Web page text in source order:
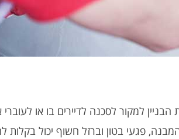
למקור לסכנה לדיירים בו או לעוברי
פגעי בטון וברזל חשוף יכול בקלות